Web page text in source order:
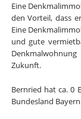
Eine
den Vorteil, dass
Eine
und gute
Zukunft.
Bernried hat ca. 0
Bundesland